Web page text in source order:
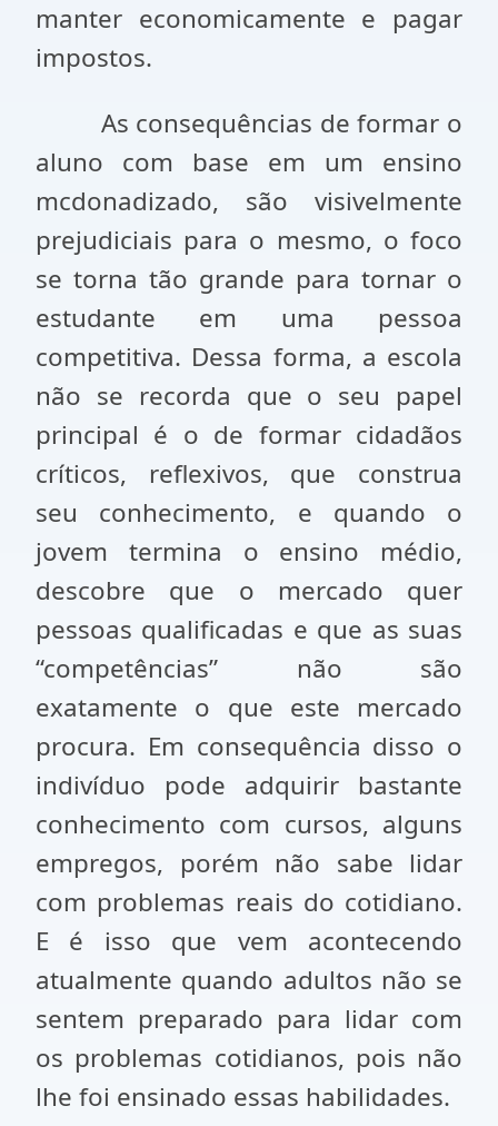
manter economicamente e pagar
impostos.
As consequências de formar o
aluno com base em um ensino
mcdonadizado, são visivelmente
prejudiciais para o mesmo, o foco
se torna tão grande para tornar o
estudante em uma pessoa
competitiva. Dessa forma, a escola
não se recorda que o seu papel
principal é o de formar cidadãos
críticos, reflexivos, que construa
seu conhecimento, e quando o
jovem termina o ensino médio,
descobre que o mercado quer
pessoas qualificadas e que as suas
“competências” não são
exatamente o que este mercado
procura. Em consequência disso o
indivíduo pode adquirir bastante
conhecimento com cursos, alguns
empregos, porém não sabe lidar
com problemas reais do cotidiano.
E é isso que vem acontecendo
atualmente quando adultos não se
sentem preparado para lidar com
os problemas cotidianos, pois não
lhe foi ensinado essas habilidades.